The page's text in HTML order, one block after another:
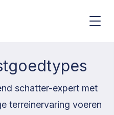
schatter-expert met
terreinervaring voeren